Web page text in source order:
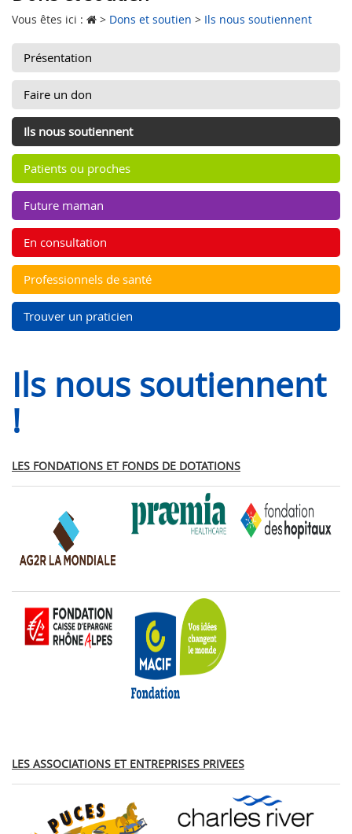
Vous êtes ici : > Dons et soutien > Ils nous soutiennent
Présentation
Faire un don
Ils nous soutiennent
Patients ou proches
Future maman
En consultation
Professionnels de santé
Trouver un praticien
Ils nous soutiennent
!
LES FONDATIONS ET FONDS DE DOTATIONS
LES ASSOCIATIONS ET ENTREPRISES PRIVEES